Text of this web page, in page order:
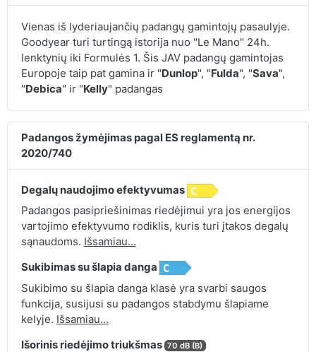
Vienas iš lyderiaujančių padangų gamintojų pasaulyje.
Goodyear turi turtingą istorija nuo "Le Mano" 24h.
lenktynių iki Formulės 1. Šis JAV padangų gamintojas
Europoje taip pat gamina ir "Dunlop", "Fulda", "Sava",
"Debica" ir "Kelly" padangas
Padangos žymėjimas pagal ES reglamentą nr.
2020/740
Degalų naudojimo efektyvumas
Padangos pasipriešinimas riedėjimui yra jos energijos
vartojimo efektyvumo rodiklis, kuris turi įtakos degalų
sąnaudoms. Išsamiau...
Sukibimas su šlapia danga
Sukibimo su šlapia danga klasė yra svarbi saugos
funkcija, susijusi su padangos stabdymu šlapiame
kelyje. Išsamiau...
Išorinis riedėjimo triukšmas 70 dB (B)